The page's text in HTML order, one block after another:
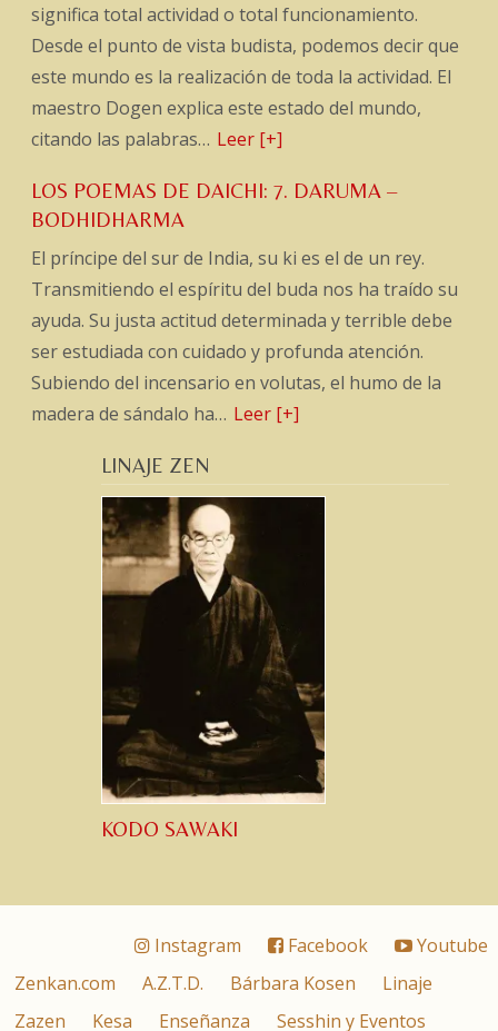
significa total actividad o total funcionamiento.
Desde el punto de vista budista, podemos decir que
este mundo es la realización de toda la actividad. El
maestro Dogen explica este estado del mundo,
citando las palabras… Leer [+]
LOS POEMAS DE DAICHI: 7. DARUMA –
BODHIDHARMA
El príncipe del sur de India, su ki es el de un rey.
Transmitiendo el espíritu del buda nos ha traído su
ayuda. Su justa actitud determinada y terrible debe
ser estudiada con cuidado y profunda atención.
Subiendo del incensario en volutas, el humo de la
madera de sándalo ha… Leer [+]
LINAJE ZEN
KODO SAWAKI
Instagram Facebook
Youtube
Zenkan.com
A.Z.T.D. Bárbara Kosen
Linaje
Zazen
Kesa Enseñanza Sesshin y Eventos